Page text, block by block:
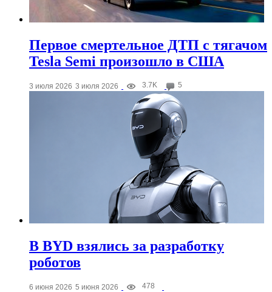
Первое смертельное ДТП с тягачом
Tesla Semi произошло в США
3 июля 2026 3 июля 2026 3.7K 5
В BYD взялись за разработку
роботов
6 июня 2026 5 июня 2026 478